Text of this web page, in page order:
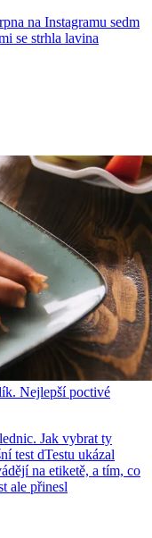
na Instagramu sedm
se strhla lavina
Nejlepší poctivé
Jak vybrat ty
test dTestu ukázal
na etiketě, a tím, co
ale přinesl